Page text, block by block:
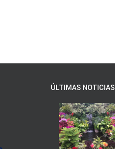
ÚLTIMAS NOTICIAS